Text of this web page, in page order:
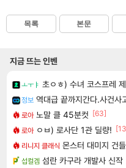
목록 본문
지금 뜨는 인벤
ㅗㅜㅑ 초ㅇㅎ) 수녀 코스프레
정보 역대급 끝까지간다.사건사
로아 노말 클 45분컷 [63]
로아 ㅇㅂ) 로사단 1관 딜량!
리니지 클래식 몬스터 대미지 건
섭컬겜 섬란 카구라 개발사 신